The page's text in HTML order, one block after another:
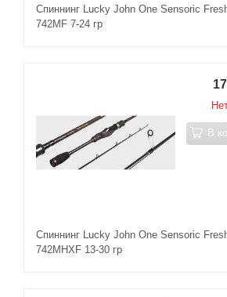
Спиннинг Lucky John One Sensoric
742MF 7-24 гр
Спиннинг Lucky John One Sensoric
742MHXF 13-30 гр
В